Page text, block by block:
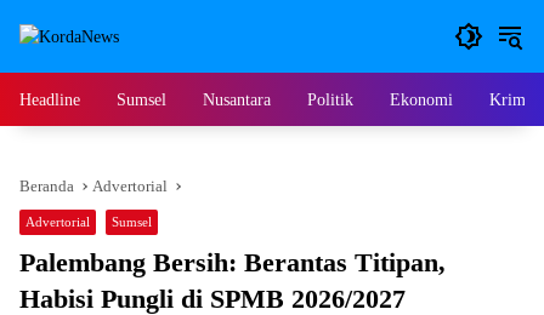
Headline Sumsel Nusantara Politik Ekonomi
Beranda Advertorial
Advertorial Sumsel
Palembang Bersih: Berantas Titipan,
Habisi Pungli di SPMB 2026/2027